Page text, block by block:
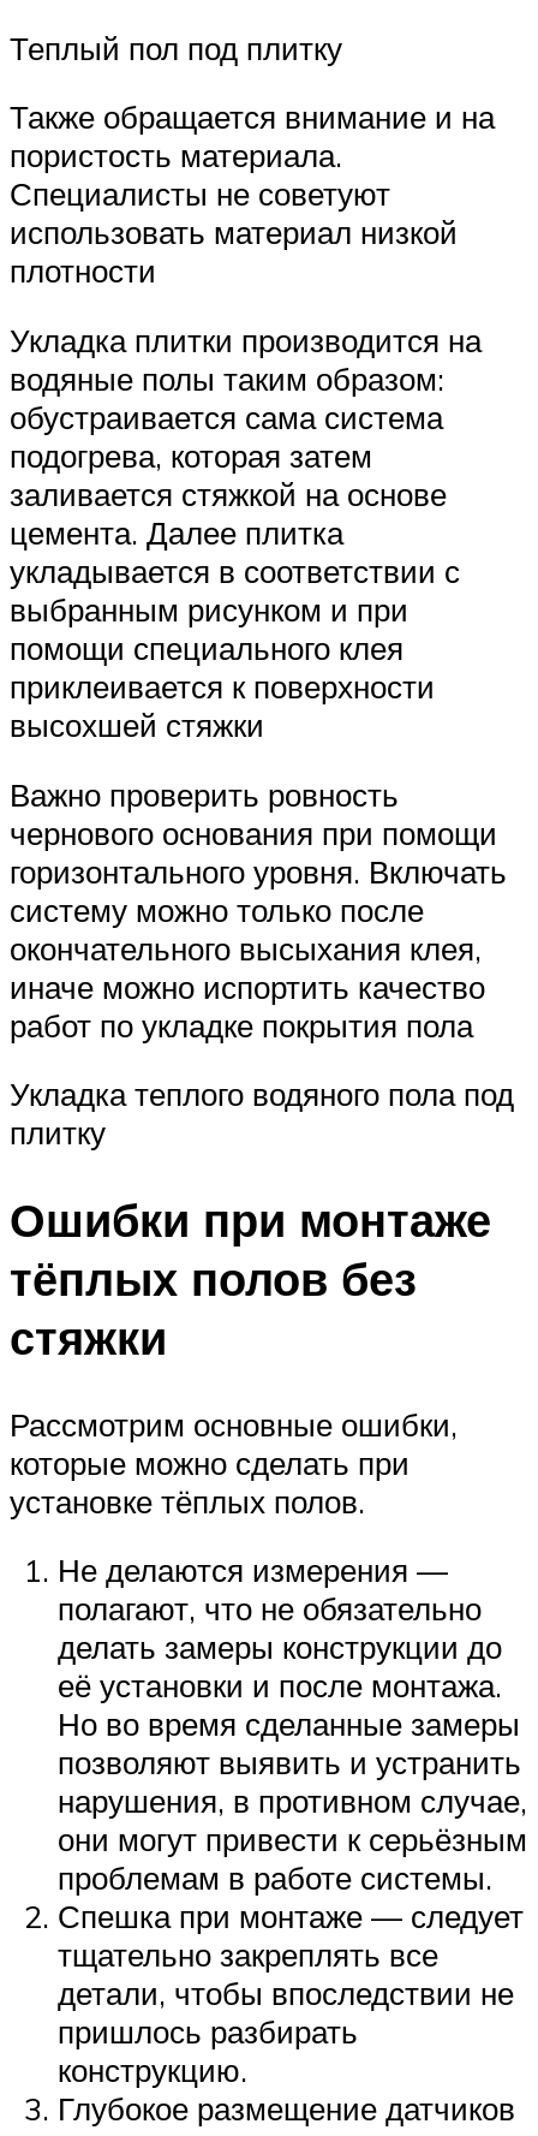
Теплый пол под плитку
Также обращается внимание и на
пористость материала.
Специалисты не советуют
использовать материал низкой
плотности
Укладка плитки производится на
водяные полы таким образом:
обустраивается сама система
подогрева, которая затем
заливается стяжкой на основе
цемента. Далее плитка
укладывается в соответствии с
выбранным рисунком и при
помощи специального клея
приклеивается к поверхности
высохшей стяжки
Важно проверить ровность
чернового основания при помощи
горизонтального уровня. Включать
систему можно только после
окончательного высыхания клея,
иначе можно испортить качество
работ по укладке покрытия пола
Укладка теплого водяного пола под
плитку
Ошибки при монтаже
тёплых полов без
стяжки
Рассмотрим основные ошибки,
которые можно сделать при
установке тёплых полов.
Не делаются измерения —
полагают, что не обязательно
делать замеры конструкции до
её установки и после монтажа.
Но во время сделанные замеры
позволяют выявить и устранить
нарушения, в противном случае,
они могут привести к серьёзным
проблемам в работе системы.
Спешка при монтаже — следует
тщательно закреплять все
детали, чтобы впоследствии не
пришлось разбирать
конструкцию.
Глубокое размещение датчиков